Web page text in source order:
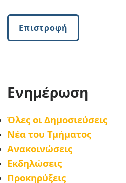
Επιστροφή
Ενημέρωση
Όλες οι Δημοσιεύσεις
Νέα του Τμήματος
Ανακοινώσεις
Εκδηλώσεις
Προκηρύξεις